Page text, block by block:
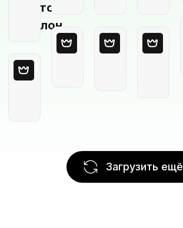
Пустой
шаблон
Загрузить ещё